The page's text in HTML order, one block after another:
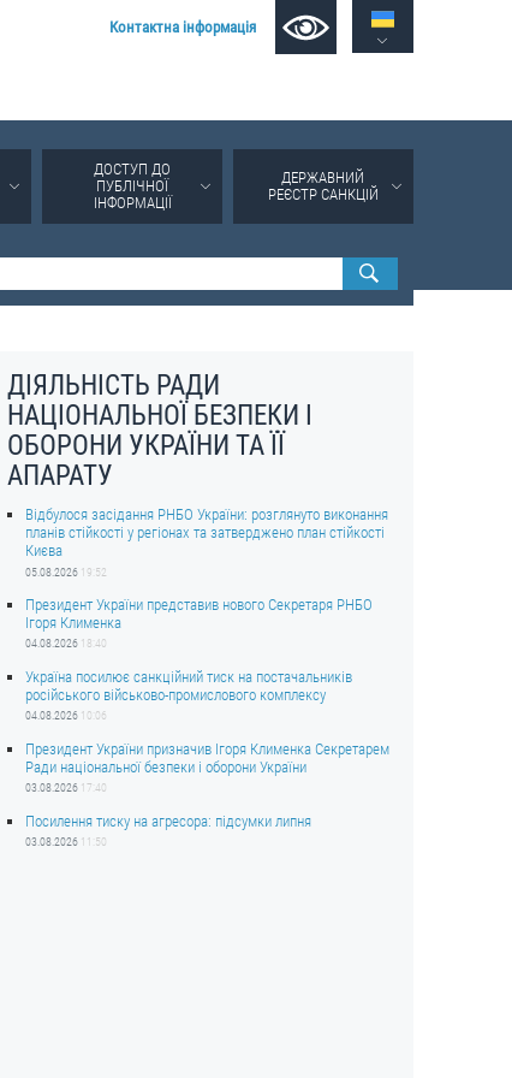
Контактна інформація
ДОСТУП ДО
ПУБЛІЧНОЇ
ІНФОРМАЦІЇ
ДЕРЖАВНИЙ
РЕЄСТР САНКЦІЙ
ДІЯЛЬНІСТЬ РАДИ
НАЦІОНАЛЬНОЇ БЕЗПЕКИ І
ОБОРОНИ УКРАЇНИ ТА ЇЇ
АПАРАТУ
Відбулося засідання РНБО України: розглянуто виконання
планів стійкості у регіонах та затверджено план стійкості
Києва
05.08.2026 19:52
Президент України представив нового Секретаря РНБО
Ігоря Клименка
04.08.2026 18:40
Україна посилює санкційний тиск на постачальників
російського військово-промислового комплексу
04.08.2026 10:06
Президент України призначив Ігоря Клименка Секретарем
Ради національної безпеки і оборони України
03.08.2026 17:40
Посилення тиску на агресора: підсумки липня
03.08.2026 11:50